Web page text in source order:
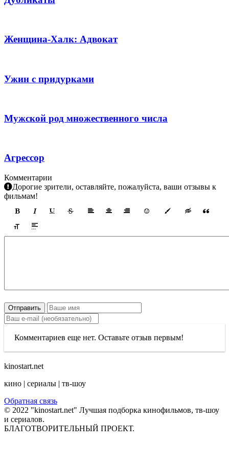
Женщина-Халк: Адвокат
Ужин с придурками
Мужской род множественного числа
Агрессор
Комментарии
Дорогие зрители, оставляйте, пожалуйста, ваши отзывы к
фильмам!
Отправить
Комментариев еще нет. Оставьте отзыв первым!
kinostart.net
кино | сериалы | тв-шоу
Обратная связь
© 2022 "kinostart.net" Лучшая подборка кинофильмов, тв-шоу
и сериалов.
БЛАГОТВОРИТЕЛЬНЫЙ ПРОЕКТ.